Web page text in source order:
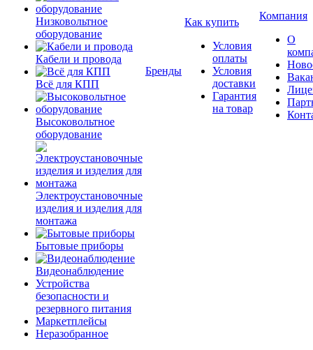
Низковольтное
оборудование
Кабели и провода
Всё для КПП
Высоковольтное
оборудование
Электроустановочные
изделия и изделия для
монтажа
Бытовые приборы
Видеонаблюдение
Устройства
безопасности и
резервного питания
Маркетплейсы
Неразобранное
Бренды
Как купить
Условия
оплаты
Условия
доставки
Гарантия
на товар
Компания
О